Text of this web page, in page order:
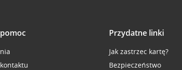
Przydatne linki
Jak zastrzec kartę?
Bezpieczeństwo